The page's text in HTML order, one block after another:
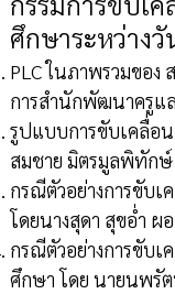
ศึกษาระหว่าง
PLC ในภาพรวมของ
การสำนักพัฒนาครูแ
รูปแบบการขับเคลื่อ
สมชาย มิตรมูลพิทัก
กรณีตัวอย่างการขับ
โดยนางสุดา สุขอ่ำ
กรณีตัวอย่างการขับเ
ศึกษา โดย นายนพรั